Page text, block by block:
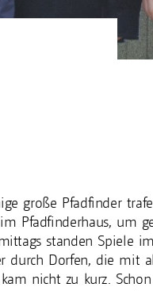
große Pfadfinder
Pfadfinderhaus, um
standen Spiele
durch Dorfen, die mit
nicht zu kurz.